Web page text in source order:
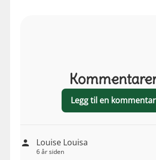
Legg til en kommentar
Louise Louisa
6 år siden